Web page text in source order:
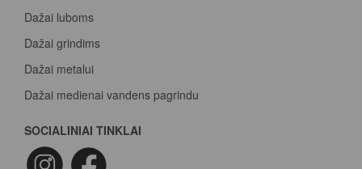
Dažai luboms
Dažai grindims
Dažai metalui
Dažai medienai vandens pagrindu
Dažai betonui
SOCIALINIAI TINKLAI